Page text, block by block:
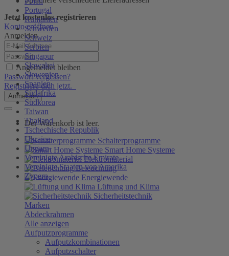
Portugal
Rumänien
Schweden
Schweiz
Serbien
Singapur
Slowakei
Slowenien
Spanien
Südafrika
Südkorea
Taiwan
Thailand
Tschechische Republik
Ukraine
Ungarn
Vereinigte Arabische Emirate
Vereinigte Staaten von Amerika
Zypern
Jetzt kostenlos registrieren
Konto eröffnen
Anmelden
Angemeldet bleiben
Passwort vergessen?
Registriere dich jetzt.
Anmelden
Der Warenkorb ist leer.
Schalterprogramme
Smart Home Systeme
Elektromaterial
Beleuchtung
Energiewende
Lüftung und Klima
Sicherheitstechnik
Marken
Abdeckrahmen
Alle anzeigen
Aufputzprogramme
Aufputzkombinationen
Aufputzschalter